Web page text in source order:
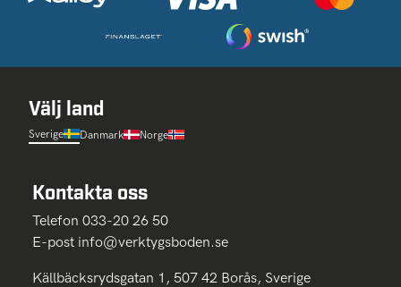
Välj land
Sverige Danmark Norge
Kontakta oss
Telefon 033-20 26 50
E-post info@verktygsboden.se
Källbäcksrydsgatan 1, 507 42 Borås, Sverige